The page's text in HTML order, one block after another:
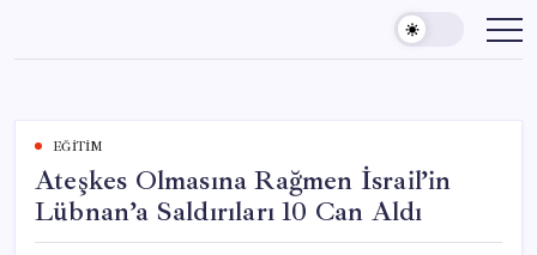
content
EĞITIM
Ateşkes Olmasına Rağmen İsrail’in
Lübnan’a Saldırıları 10 Can Aldı